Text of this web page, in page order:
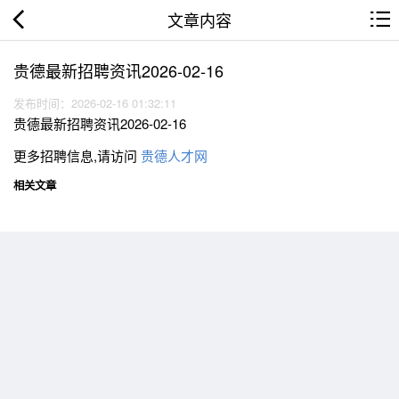
文章内容
贵德最新招聘资讯2026-02-16
发布时间：2026-02-16 01:32:11
贵德最新招聘资讯2026-02-16
更多招聘信息,请访问 贵德人才网
相关文章